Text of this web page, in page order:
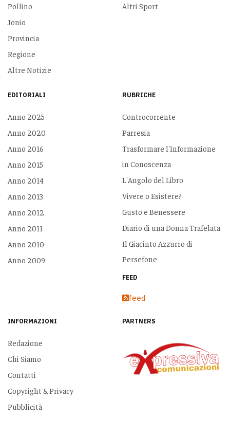
Pollino
Jonio
Provincia
Regione
Altre Notizie
Altri Sport
EDITORIALI
Anno 2025
Anno 2020
Anno 2016
Anno 2015
Anno 2014
Anno 2013
Anno 2012
Anno 2011
Anno 2010
Anno 2009
RUBRICHE
Controcorrente
Parresia
Trasformare l'Informazione
in Conoscenza
L'Angolo del Libro
Vivere o Esistere?
Gusto e Benessere
Diario di una Donna Trafelata
Il Giacinto Azzurro di
Persefone
FEED
feed
INFORMAZIONI
Redazione
Chi Siamo
Contatti
Copyright & Privacy
Pubblicità
PARTNERS